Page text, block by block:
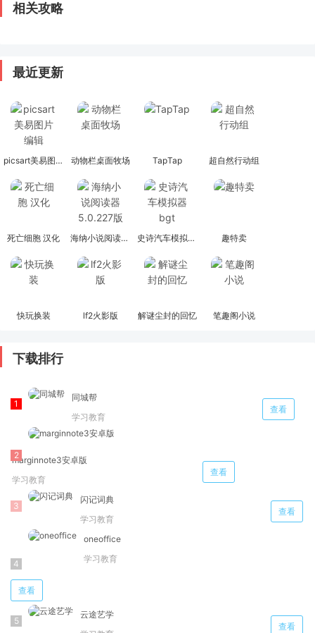
相关攻略
最近更新
picsart美易图片编辑 动物栏桌面牧场 TapTap 超自然行动组
死亡细胞 汉化 海纳小说阅读器 5.0.227版 史诗汽车模拟器bgt 趣特卖
快玩换装 lf2火影版 解谜尘封的回忆 笔趣阁小说
下载排行
同城帮
学习教育
查看
marginnote3安卓版
学习教育
查看
闪记词典
学习教育
查看
oneoffice
学习教育
查看
云途艺学
查看